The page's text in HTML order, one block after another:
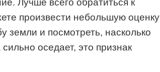
Лучше всего обратиться к
произвести небольшую оценку
земли и посмотреть, насколько
оседает, это признак